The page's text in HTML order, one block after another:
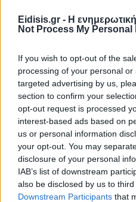
Eidisis.gr - Η
Not Process My Personal
If you wish to opt-out of the
processing of your personal
targeted advertising by us,
section to confirm your
opt-out request is processed
interest-based ads based on
us or personal information
your opt-out. You may
disclosure of your personal
IAB’s list of downstream
also be disclosed by us to
Downstream Participants that